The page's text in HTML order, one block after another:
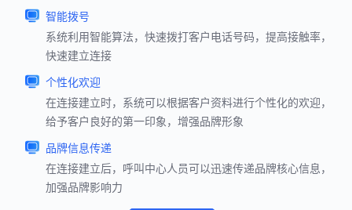
智能拨号
系统利用智能算法，快速拨打客户电话号码，提高接触率，
快速建立连接
个性化欢迎
在连接建立时，系统可以根据客户资料进行个性化的欢迎，
给予客户良好的第一印象，增强品牌形象
品牌信息传递
在连接建立后，呼叫中心人员可以迅速传递品牌核心信息，
加强品牌影响力